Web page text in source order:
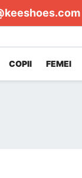
COPII FEMEI